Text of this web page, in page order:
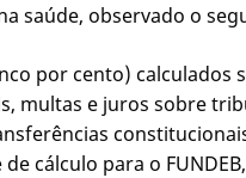
saúde, observado o
por cento) calculados
multas e juros sobre
cálculo para o